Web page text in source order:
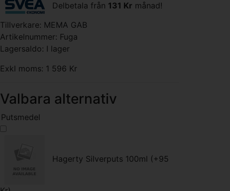
Delbetala från 131 Kr månad!
Tillverkare: MEMA GAB
Artikelnummer: Fuga
Lagersaldo: I lager
Exkl moms: 1 596 Kr
Valbara alternativ
Putsmedel
Hagerty Silverputs 100ml (+95